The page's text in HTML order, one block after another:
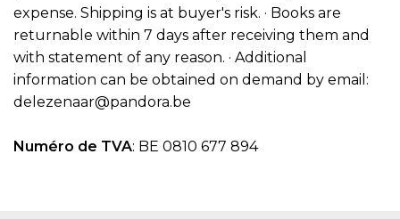
expense. Shipping is at buyer's risk. · Books are
returnable within 7 days after receiving them and
with statement of any reason. · Additional
information can be obtained on demand by email:
delezenaar@pandora.be
Numéro de TVA: BE 0810 677 894